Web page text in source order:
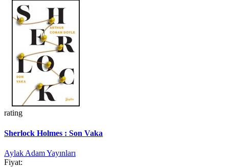
rating
Sherlock Holmes : Son Vaka
Aylak Adam Yayınları
Fiyat: